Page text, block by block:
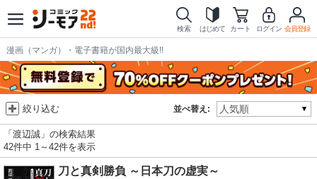
検索 はじめて カート ログイン 会員登録
漫画（マンガ）・電子書籍が国内最大級!!
並べ替え:
絞り込む
「渡辺誠」の検索結果
42件中 1～42件を表示
刀と真剣勝負 ～日本刀の虚実～